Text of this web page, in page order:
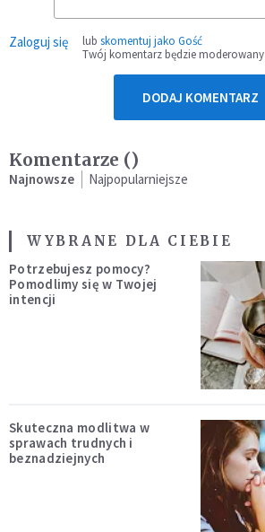
Zaloguj się lub skomentuj jako Gość
Twój komentarz będzie moderowany
DODAJ KOMENTARZ
Komentarze ()
Najnowsze Najpopularniejsze
WYBRANE DLA CIEBIE
Potrzebujesz pomocy?
Pomodlimy się w Twojej
intencji
Skuteczna modlitwa w
sprawach trudnych i
beznadziejnych